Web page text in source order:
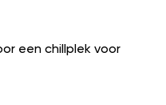
een chillplek voor